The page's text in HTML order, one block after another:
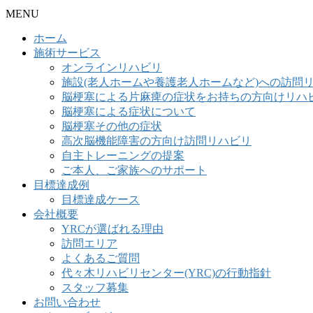
MENU
ホーム
施術サービス
オンラインリハビリ
施設(老人ホームや養護老人ホームなど)への訪問
脳梗塞による片麻痺の症状をお持ちの方向けリハ
脳梗塞による症状について
脳梗塞その他の症状
高次脳機能障害の方向け訪問リハビリ
自主トレーニングの提案
ご本人、ご家族へのサポート
目標達成例
目標達成ケース
会社概要
YRCが選ばれる理由
訪問エリア
よくあるご質問
代々木リハビリセンター(YRC)の行動指針
スタッフ募集
お問い合わせ